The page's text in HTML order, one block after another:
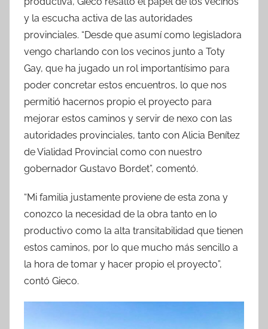
y la escucha activa de las autoridades
provinciales. “Desde que asumí como legisladora
vengo charlando con los vecinos junto a Toty
Gay, que ha jugado un rol importantísimo para
poder concretar estos encuentros, lo que nos
permitió hacernos propio el proyecto para
mejorar estos caminos y servir de nexo con las
autoridades provinciales, tanto con Alicia Benítez
de Vialidad Provincial como con nuestro
gobernador Gustavo Bordet”, comentó.
“Mi familia justamente proviene de esta zona y
conozco la necesidad de la obra tanto en lo
productivo como la alta transitabilidad que tienen
estos caminos, por lo que mucho más sencillo a
la hora de tomar y hacer propio el proyecto”,
contó Gieco.